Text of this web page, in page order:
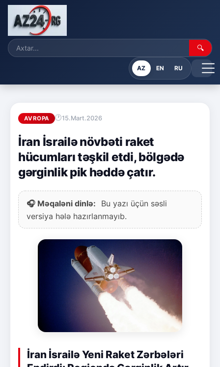
🔍
AZ EN RU
AVROPA 15.Mart.2026
İran İsrailə növbəti raket
hücumları təşkil etdi, bölgədə
gərginlik pik həddə çatır.
🎧 Məqaləni dinlə:
Bu yazı üçün səsli
versiya hələ hazırlanmayıb.
İran İsrailə Yeni Raket Zərbələri